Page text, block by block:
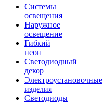
Системы
освещения
Наружное
освещение
Гибкий
неон
Светодиодный
декор
Электроустановочные
изделия
Светодиоды